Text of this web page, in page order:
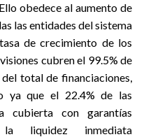
obedece al aumento de
las entidades del sistema
de crecimiento de los
cubren el 99.5% de
total de financiaciones,
ya que el 22.4% de las
cubierta con garantías
liquidez inmediata